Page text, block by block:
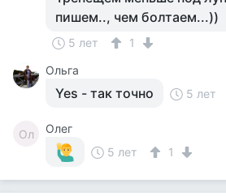
пишем.., чем болтаем...))
5 лет
1
Ольга
Yes - так точно 5 лет
Ол
Олег
5 лет
1